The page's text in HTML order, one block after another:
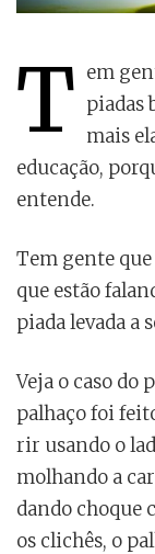
T em
piadas
mais
educação,
entende.
Tem gente
que estão
piada levada a
Veja o caso do
palhaço foi
rir usando o
molhando a
dando choque
os clichês, o